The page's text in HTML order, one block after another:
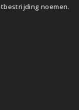
noemen.